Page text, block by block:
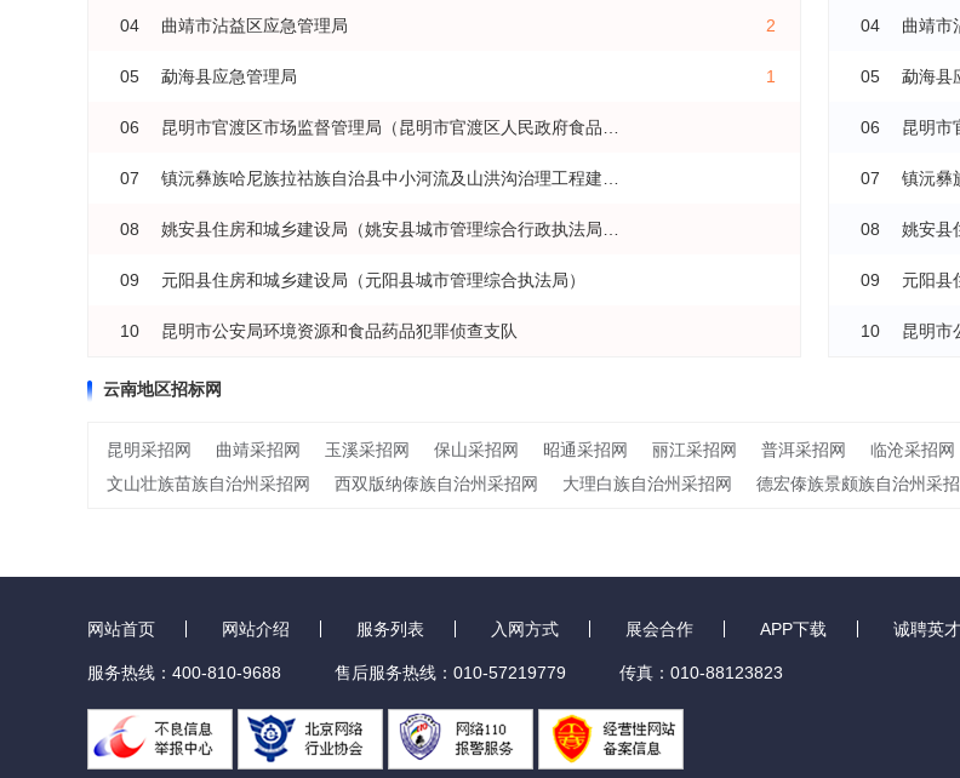
04 曲靖市沾益区应急管理局 2
05 勐海县应急管理局 1
06 昆明市官渡区市场监督管理局（昆明市官渡区人民政府食品安全委员会办公室）
07 镇沅彝族哈尼族拉祜族自治县中小河流及山洪沟治理工程建设管理局
08 姚安县住房和城乡建设局（姚安县城市管理综合行政执法局、姚安县人民防空办公室）
09 元阳县住房和城乡建设局（元阳县城市管理综合执法局）
10 昆明市公安局环境资源和食品药品犯罪侦查支队
04 曲靖市
05 勐海县
06
07
08
09 元阳县
10 昆明市
云南地区招标网
昆明采招网 曲靖采招网 玉溪采招网 保山采招网 昭通采招网 丽江采招网 普洱采招网 临沧采招网
文山壮族苗族自治州采招网
西双版纳傣族自治州采招网 大理白族自治州采招网 德宏傣族景颇族自治州采
网站首页 网站介绍 服务列表 入网方式 展会合作 APP下载 诚聘英才
服务热线：400-810-9688 售后服务热线：010-57219779 传真：010-88123823